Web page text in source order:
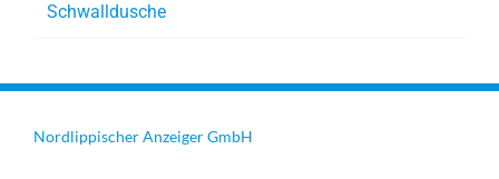
Schwalldusche
Nordlippischer Anzeiger GmbH